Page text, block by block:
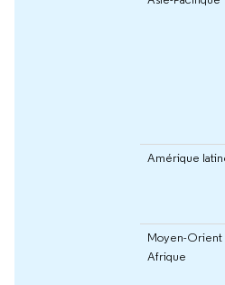
Amérique
Moyen-Orient
Afrique